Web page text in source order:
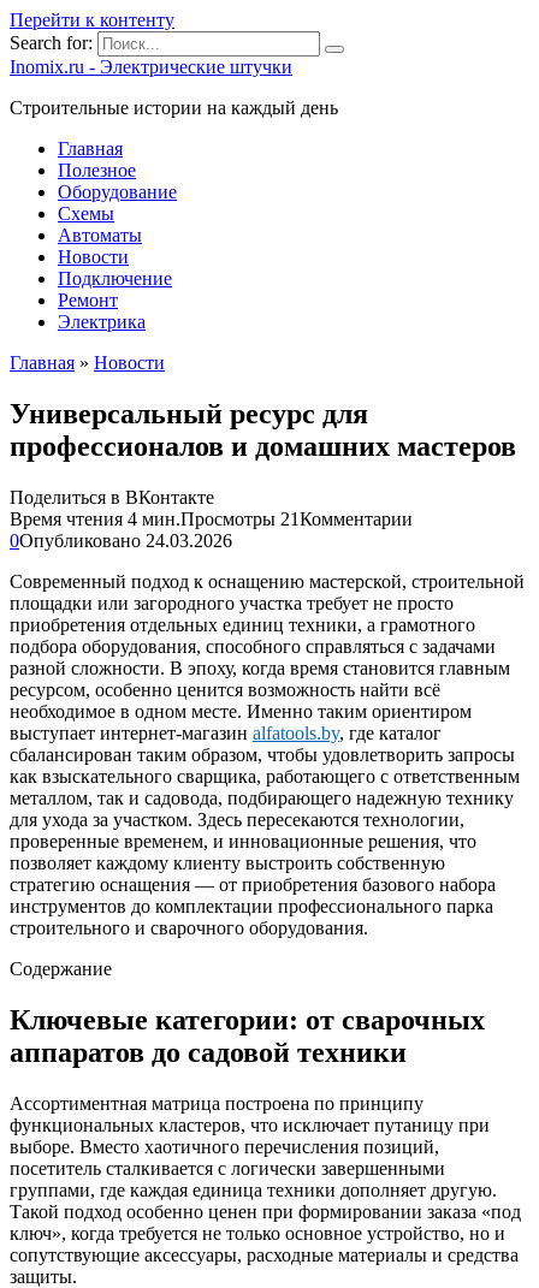
Перейти к контенту
Search for:
Inomix.ru - Электрические штучки
Cтроительные истории на каждый день
Главная
Полезное
Оборудование
Схемы
Автоматы
Новости
Подключение
Ремонт
Электрика
Главная » Новости
Универсальный ресурс для
профессионалов и домашних мастеров
Поделиться в ВКонтакте
Время чтения 4 мин.Просмотры 21Комментарии
0Опубликовано 24.03.2026
Современный подход к оснащению мастерской, строительной
площадки или загородного участка требует не просто
приобретения отдельных единиц техники, а грамотного
подбора оборудования, способного справляться с задачами
разной сложности. В эпоху, когда время становится главным
ресурсом, особенно ценится возможность найти всё
необходимое в одном месте. Именно таким ориентиром
выступает интернет-магазин alfatools.by, где каталог
сбалансирован таким образом, чтобы удовлетворить запросы
как взыскательного сварщика, работающего с ответственным
металлом, так и садовода, подбирающего надежную технику
для ухода за участком. Здесь пересекаются технологии,
проверенные временем, и инновационные решения, что
позволяет каждому клиенту выстроить собственную
стратегию оснащения — от приобретения базового набора
инструментов до комплектации профессионального парка
строительного и сварочного оборудования.
Содержание
Ключевые категории: от сварочных
аппаратов до садовой техники
Ассортиментная матрица построена по принципу
функциональных кластеров, что исключает путаницу при
выборе. Вместо хаотичного перечисления позиций,
посетитель сталкивается с логически завершенными
группами, где каждая единица техники дополняет другую.
Такой подход особенно ценен при формировании заказа «под
ключ», когда требуется не только основное устройство, но и
сопутствующие аксессуары, расходные материалы и средства
защиты.